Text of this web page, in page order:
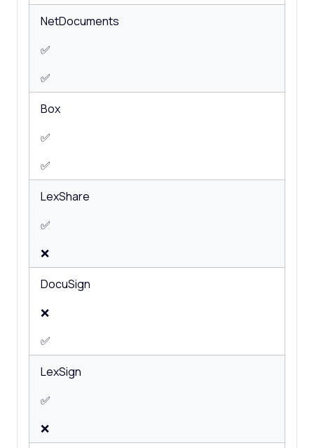
NetDocuments
✅
✅
Box
✅
✅
LexShare
✅
❌
DocuSign
❌
✅
LexSign
✅
❌